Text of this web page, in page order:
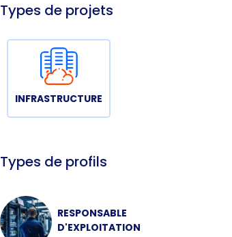
Types de projets
INFRASTRUCTURE
Types de profils
RESPONSABLE
D'EXPLOITATION